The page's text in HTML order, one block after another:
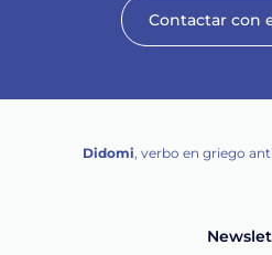
Contactar con
Didomi, verbo en griego